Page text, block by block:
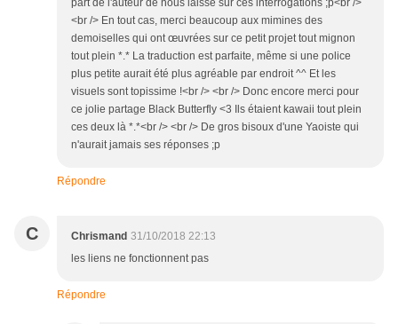
part de l'auteur de nous laissé sur ces interrogations ;p<br />
<br /> En tout cas, merci beaucoup aux mimines des
demoiselles qui ont œuvrées sur ce petit projet tout mignon
tout plein *.* La traduction est parfaite, même si une police
plus petite aurait été plus agréable par endroit ^^ Et les
visuels sont topissime !<br /> <br /> Donc encore merci pour
ce jolie partage Black Butterfly <3 Ils étaient kawaii tout plein
ces deux là *.*<br /> <br /> De gros bisoux d'une Yaoiste qui
n'aurait jamais ses réponses ;p
Répondre
C Chrismand 31/10/2018 22:13
les liens ne fonctionnent pas
Répondre